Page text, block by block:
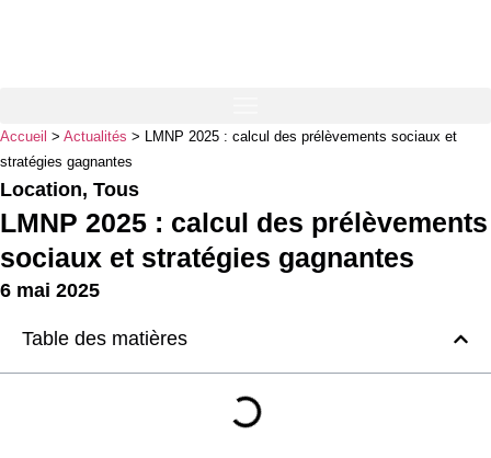
Accueil > Actualités > LMNP 2025 : calcul des prélèvements sociaux et
stratégies gagnantes
Location, Tous
LMNP 2025 : calcul des prélèvements
sociaux et stratégies gagnantes
6 mai 2025
Table des matières